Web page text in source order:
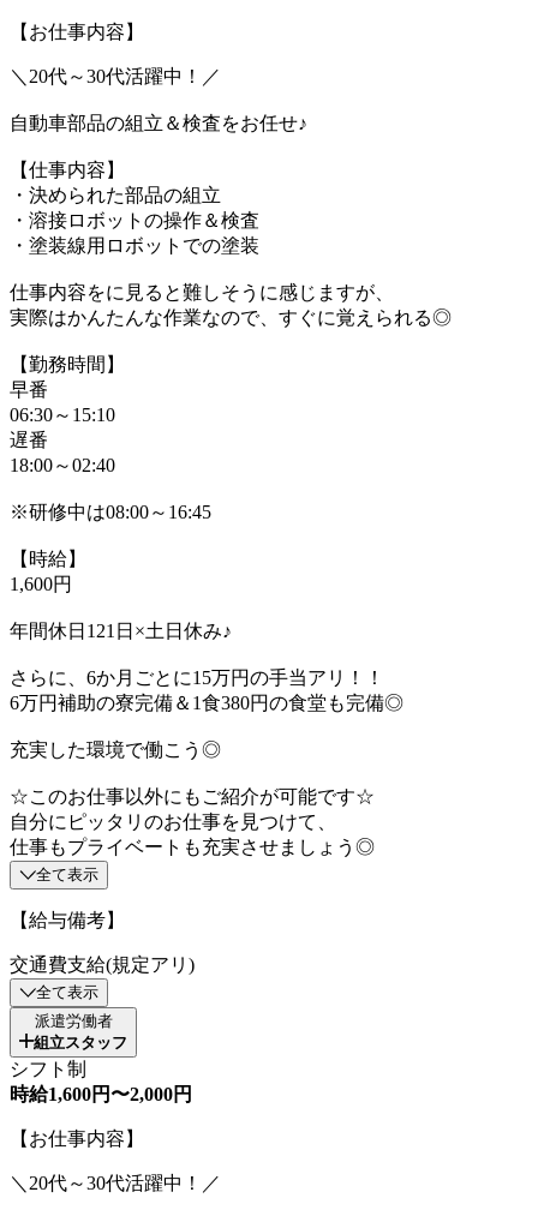
【お仕事内容】
＼20代～30代活躍中！／
自動車部品の組立＆検査をお任せ♪
【仕事内容】
・決められた部品の組立
・溶接ロボットの操作＆検査
・塗装線用ロボットでの塗装
仕事内容をに見ると難しそうに感じますが、
実際はかんたんな作業なので、すぐに覚えられる◎
【勤務時間】
早番
06:30～15:10
遅番
18:00～02:40
※研修中は08:00～16:45
【時給】
1,600円
年間休日121日×土日休み♪
さらに、6か月ごとに15万円の手当アリ！！
6万円補助の寮完備＆1食380円の食堂も完備◎
充実した環境で働こう◎
☆このお仕事以外にもご紹介が可能です☆
自分にピッタリのお仕事を見つけて、
仕事もプライベートも充実させましょう◎
全て表示
【給与備考】
交通費支給(規定アリ)
全て表示
派遣労働者
組立スタッフ
シフト制
時給1,600円〜2,000円
【お仕事内容】
＼20代～30代活躍中！／